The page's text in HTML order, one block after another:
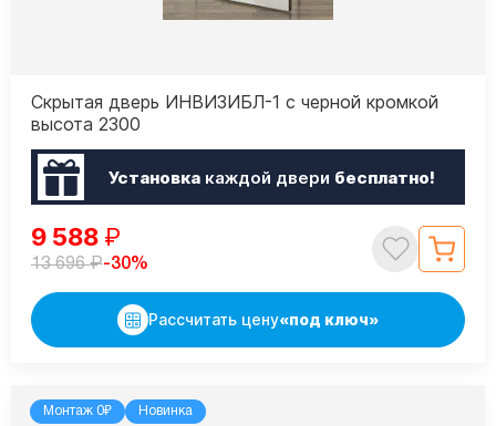
Скрытая дверь ИНВИЗИБЛ-1 с черной кромкой
высота 2300
Установкакаждой двери бесплатно!
9 588 ₽
13 696₽-30%
Рассчитать цену«под ключ»
Монтаж 0₽ Новинка